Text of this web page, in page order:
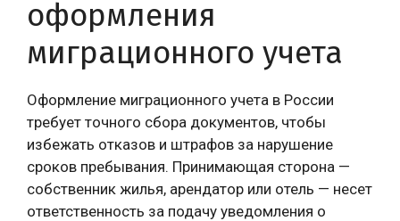
оформления
миграционного учета
Оформление миграционного учета в России
требует точного сбора документов, чтобы
избежать отказов и штрафов за нарушение
сроков пребывания. Принимающая сторона —
собственник жилья, арендатор или отель — несет
ответственность за подачу уведомления о